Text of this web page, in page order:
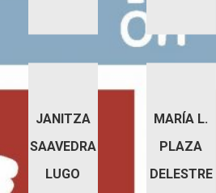
JANITZA
SAAVEDRA
LUGO
MARÍA L.
PLAZA
DELESTRE